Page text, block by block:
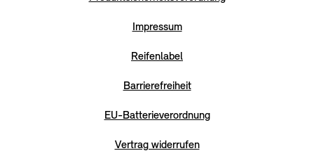
Impressum
Reifenlabel
Barrierefreiheit
EU-Batterieverordnung
Vertrag widerrufen